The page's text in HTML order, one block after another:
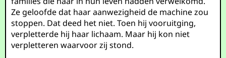
Ze geloofde dat haar aanwezigheid de machine zou
stoppen. Dat deed het niet. Toen hij vooruitging,
verpletterde hij haar lichaam. Maar hij kon niet
verpletteren waarvoor zij stond.